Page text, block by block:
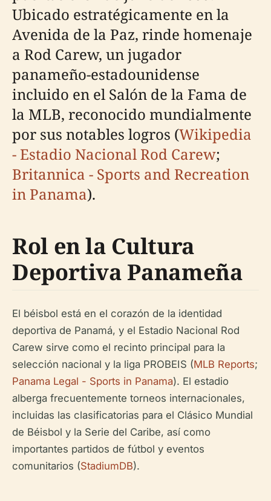
Ubicado estratégicamente en la
Avenida de la Paz, rinde homenaje
a Rod Carew, un jugador
panameño-estadounidense
incluido en el Salón de la Fama de
la MLB, reconocido mundialmente
por sus notables logros (Wikipedia
- Estadio Nacional Rod Carew;
Britannica - Sports and Recreation
in Panama).
Rol en la Cultura
Deportiva Panameña
El béisbol está en el corazón de la identidad
deportiva de Panamá, y el Estadio Nacional Rod
Carew sirve como el recinto principal para la
selección nacional y la liga PROBEIS (MLB Reports;
Panama Legal - Sports in Panama). El estadio
alberga frecuentemente torneos internacionales,
incluidas las clasificatorias para el Clásico Mundial
de Béisbol y la Serie del Caribe, así como
importantes partidos de fútbol y eventos
comunitarios (StadiumDB).